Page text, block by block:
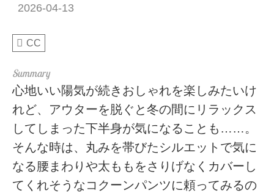
2026-04-13
CC
心地いい陽気が続きおしゃれを楽しみたいけ
れど、アウターを脱ぐと冬の間にリラックス
してしまった下半身が気になることも……。
そんな時は、丸みを帯びたシルエットで気に
なる腰まわりや太ももをさりげなくカバーし
てくれそうなコクーンパンツに頼ってみるの